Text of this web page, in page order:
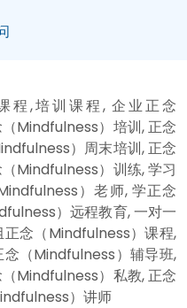
程,培训课程, 企业正念
Mindfulness）培训, 正念
）周末培训, 正念
Mindfulness）训练, 学习
）老师, 学正念
）远程教育, 一对一
念（Mindfulness）课程,
（Mindfulness）辅导班,
Mindfulness）私教, 正念
）讲师